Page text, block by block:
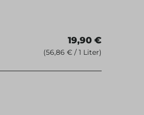
19,90 €
(56,86 € / 1 Liter)